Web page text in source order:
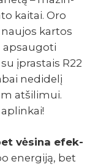
kaitai. Oro
kartos
apsau­goti
įpras­tais R22
nedi­delį
atši­li­mui.
vėsina efek­
ener­giją, bet